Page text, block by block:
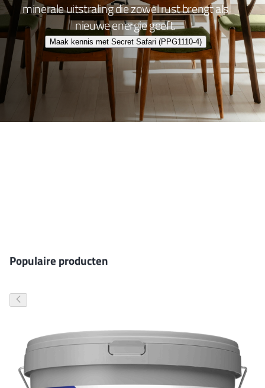
minerale uitstraling die zowel rust brengt als
nieuwe energie geeft.
Maak kennis met Secret Safari (PPG1110-4)
Populaire producten